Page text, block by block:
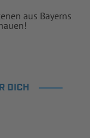
aus Bayerns
DICH